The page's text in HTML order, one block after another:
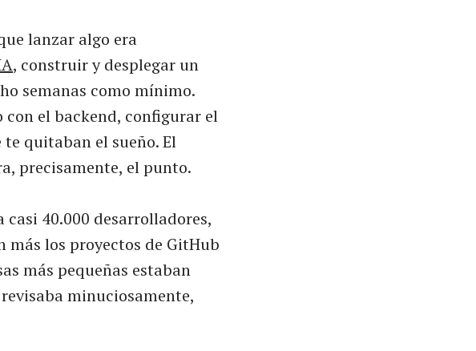
lanzar algo era
, construir y desplegar un
semanas como mínimo.
el backend, configurar el
quitaban el sueño. El
precisamente, el punto.
casi 40.000 desarrolladores,
más los proyectos de GitHub
más pequeñas estaban
minuciosamente,